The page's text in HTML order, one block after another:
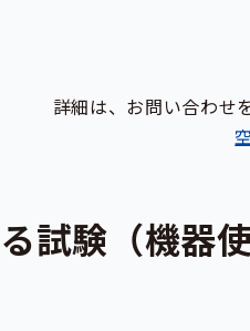
詳細は、お問い合わせ
試験（機器使